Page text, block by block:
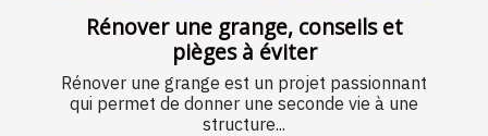
Rénover une grange, conseils et
pièges à éviter
Rénover une grange est un projet passionnant
qui permet de donner une seconde vie à une
structure...